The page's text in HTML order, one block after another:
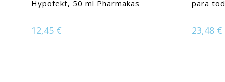
Hypofekt, 50 ml Pharmakas
12,45 €
para
23,48 €
Available